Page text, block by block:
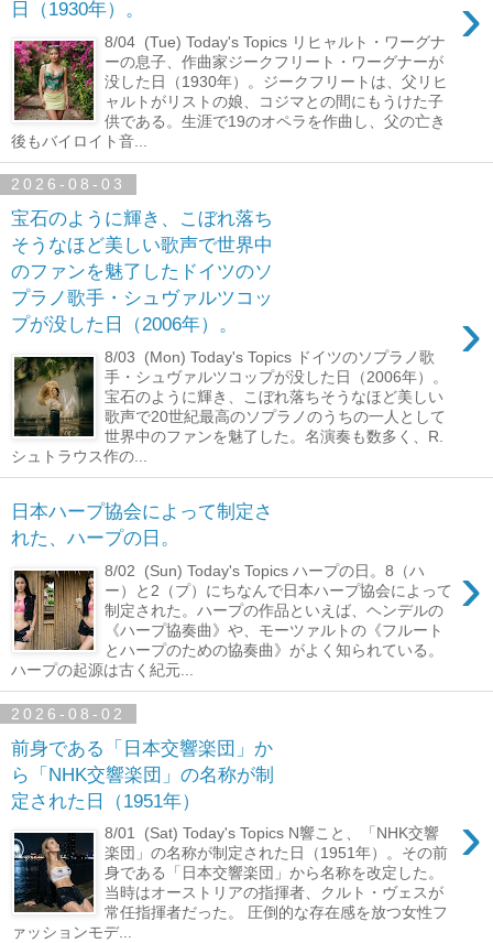
日（1930年）。 ›
8/04 (Tue) Today's Topics リヒャルト・ワーグナ
ーの息子、作曲家ジークフリート・ワーグナーが
没した日（1930年）。ジークフリートは、父リヒ
ャルトがリストの娘、コジマとの間にもうけた子
供である。生涯で19のオペラを作曲し、父の亡き
後もバイロイト音...
2026-08-03
宝石のように輝き、こぼれ落ち
そうなほど美しい歌声で世界中
のファンを魅了したドイツのソ
プラノ歌手・シュヴァルツコッ
プが没した日（2006年）。
›
8/03 (Mon) Today's Topics ドイツのソプラノ歌
手・シュヴァルツコップが没した日（2006年）。
宝石のように輝き、こぼれ落ちそうなほど美しい
歌声で20世紀最高のソプラノのうちの一人として
世界中のファンを魅了した。名演奏も数多く、R.
シュトラウス作の...
日本ハープ協会によって制定さ
れた、ハープの日。
›
8/02 (Sun) Today's Topics ハープの日。8（ハ
ー）と2（プ）にちなんで日本ハープ協会によって
制定された。ハープの作品といえば、ヘンデルの
《ハープ協奏曲》や、モーツァルトの《フルート
とハープのための協奏曲》がよく知られている。
ハープの起源は古く紀元...
2026-08-02
前身である「日本交響楽団」か
ら「NHK交響楽団」の名称が制
定された日（1951年）
›
8/01 (Sat) Today's Topics N響こと、「NHK交響
楽団」の名称が制定された日（1951年）。その前
身である「日本交響楽団」から名称を改定した。
当時はオーストリアの指揮者、クルト・ヴェスが
常任指揮者だった。 圧倒的な存在感を放つ女性フ
ァッションモデ...